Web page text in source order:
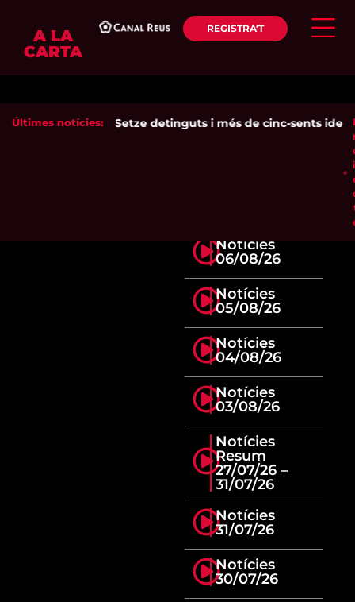
A LA
CARTA
REGISTRA'T
Últimes notícies: Setze detinguts i més de cinc-sents
Notícies
06/08/26
Notícies
05/08/26
Notícies
04/08/26
Notícies
03/08/26
Notícies
Resum
27/07/26 –
31/07/26
Notícies
31/07/26
Notícies
30/07/26